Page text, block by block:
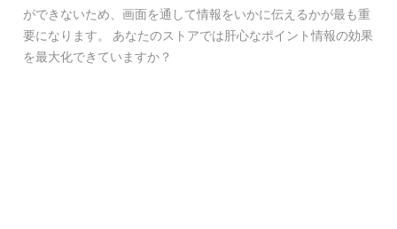
ができないため、画面を通して情報をいかに伝えるかが最も重
要になります。 あなたのストアでは肝心なポイント情報の効果
を最大化できていますか？